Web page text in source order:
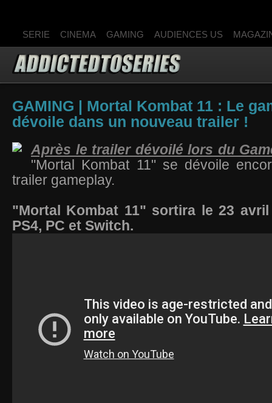
SERIE CINEMA GAMING AUDIENCES US
GAMING | Mortal Kombat 11 : Le
dévoile dans un nouveau trailer !
Après le trailer dévoilé lors du
"Mortal Kombat 11" se dévoile
trailer gameplay.
"Mortal Kombat 11" sortira le 23
PS4, PC et Switch.